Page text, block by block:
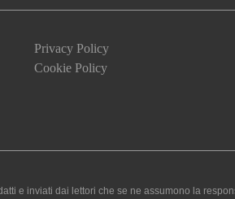
Privacy Policy
Cookie Policy
e inviati dai lettori che se ne assumono la